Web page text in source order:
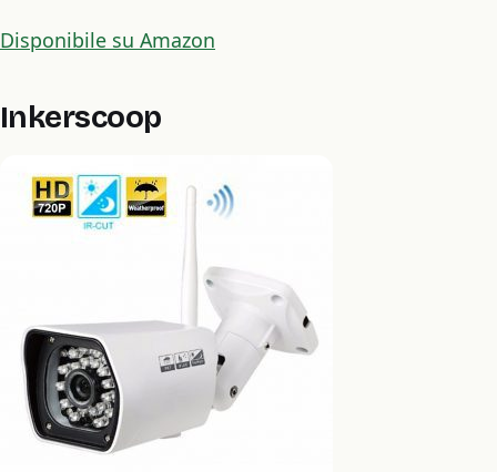
Disponibile su Amazon
Inkerscoop